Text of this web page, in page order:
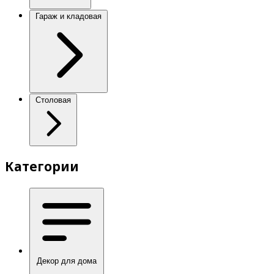
Гараж и кладовая
Столовая
Категории
Декор для дома